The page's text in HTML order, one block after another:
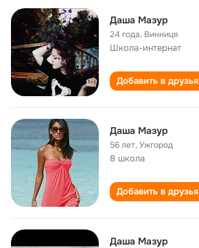
Даша Мазур
24 года, Винниця
Школа-интернат
Добавить в друзья
Даша Мазур
56 лет,Ужгород
8 школа
Добавить в друзья
Даша Мазур